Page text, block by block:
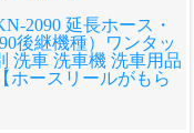
2090 延長ホース・
後継機種）ワンタッ
洗車 洗車機 洗車用品
ースリールがもら